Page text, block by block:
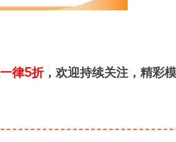
一律5折，欢迎持续关注，精彩